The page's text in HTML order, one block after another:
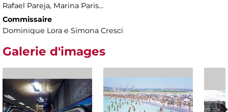
Rafael Pareja, Marina Paris...
Commissaire
Dominique Lora e Simona Cresci
Galerie d'images